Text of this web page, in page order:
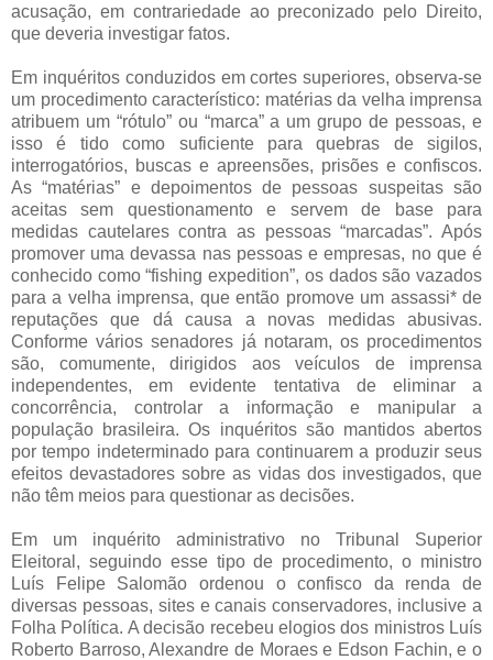
acusação, em contrariedade ao preconizado pelo Direito,
que deveria investigar fatos.
Em inquéritos conduzidos em cortes superiores, observa-se
um procedimento característico: matérias da velha imprensa
atribuem um “rótulo” ou “marca” a um grupo de pessoas, e
isso é tido como suficiente para quebras de sigilos,
interrogatórios, buscas e apreensões, prisões e confiscos.
As “matérias” e depoimentos de pessoas suspeitas são
aceitas sem questionamento e servem de base para
medidas cautelares contra as pessoas “marcadas”. Após
promover uma devassa nas pessoas e empresas, no que é
conhecido como “fishing expedition”, os dados são vazados
para a velha imprensa, que então promove um assassi* de
reputações que dá causa a novas medidas abusivas.
Conforme vários senadores já notaram, os procedimentos
são, comumente, dirigidos aos veículos de imprensa
independentes, em evidente tentativa de eliminar a
concorrência, controlar a informação e manipular a
população brasileira. Os inquéritos são mantidos abertos
por tempo indeterminado para continuarem a produzir seus
efeitos devastadores sobre as vidas dos investigados, que
não têm meios para questionar as decisões.
Em um inquérito administrativo no Tribunal Superior
Eleitoral, seguindo esse tipo de procedimento, o ministro
Luís Felipe Salomão ordenou o confisco da renda de
diversas pessoas, sites e canais conservadores, inclusive a
Folha Política. A decisão recebeu elogios dos ministros Luís
Roberto Barroso, Alexandre de Moraes e Edson Fachin, e o